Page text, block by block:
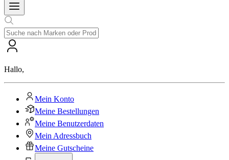
Hallo,
Mein Konto
Meine Bestellungen
Meine Benutzerdaten
Mein Adressbuch
Meine Gutscheine